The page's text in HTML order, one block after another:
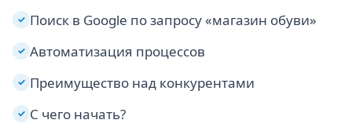
✓ Поиск в Google по запросу «магазин обуви»
✓ Автоматизация процессов
✓ Преимущество над конкурентами
✓ С чего начать?